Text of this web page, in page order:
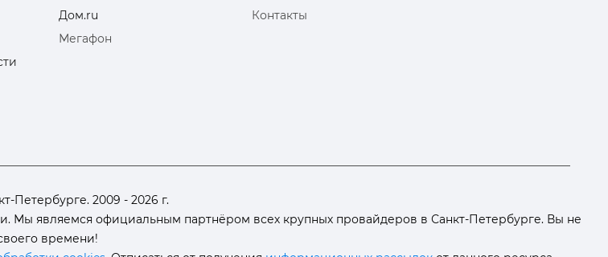
Дом.ru
Мегафон
Контакты
Петербурге. 2009 - 2026 г.
Мы являемся официальным партнёром всех крупных провайдеров в Санкт-Петербурге. Вы не
времени!